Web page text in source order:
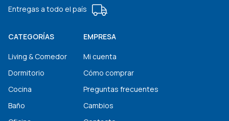
Entregas a todo el país
CATEGORÍAS
Living & Comedor
Dormitorio
Cocina
Baño
EMPRESA
Mi cuenta
Cómo comprar
Preguntas frecuentes
Cambios